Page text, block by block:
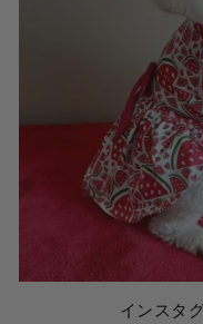
インスタ